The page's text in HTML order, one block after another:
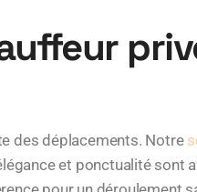
des déplacements. Notre
et ponctualité sont